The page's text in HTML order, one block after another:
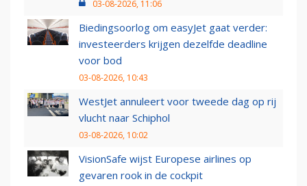
03-08-2026, 11:06
Biedingsoorlog om easyJet gaat verder:
investeerders krijgen dezelfde deadline
voor bod
03-08-2026, 10:43
WestJet annuleert voor tweede dag op rij
vlucht naar Schiphol
03-08-2026, 10:02
VisionSafe wijst Europese airlines op
gevaren rook in de cockpit